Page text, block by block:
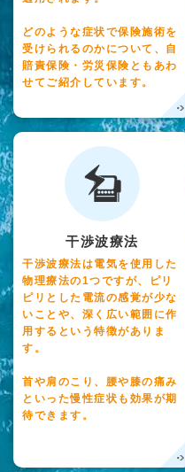
どのような症状で保険施術を
受けられるのかについて、自
賠責保険・労災保険ともあわ
せてご紹介しています。
干渉波療法
干渉波療法は電気を使用した
物理療法の1つですが、ピリ
ピリとした電流の感覚が少な
いことや、深く広い範囲に作
用するという特徴がありま
す。
首や肩のこり、腰や膝の痛み
といった慢性症状も効果が期
待できます。